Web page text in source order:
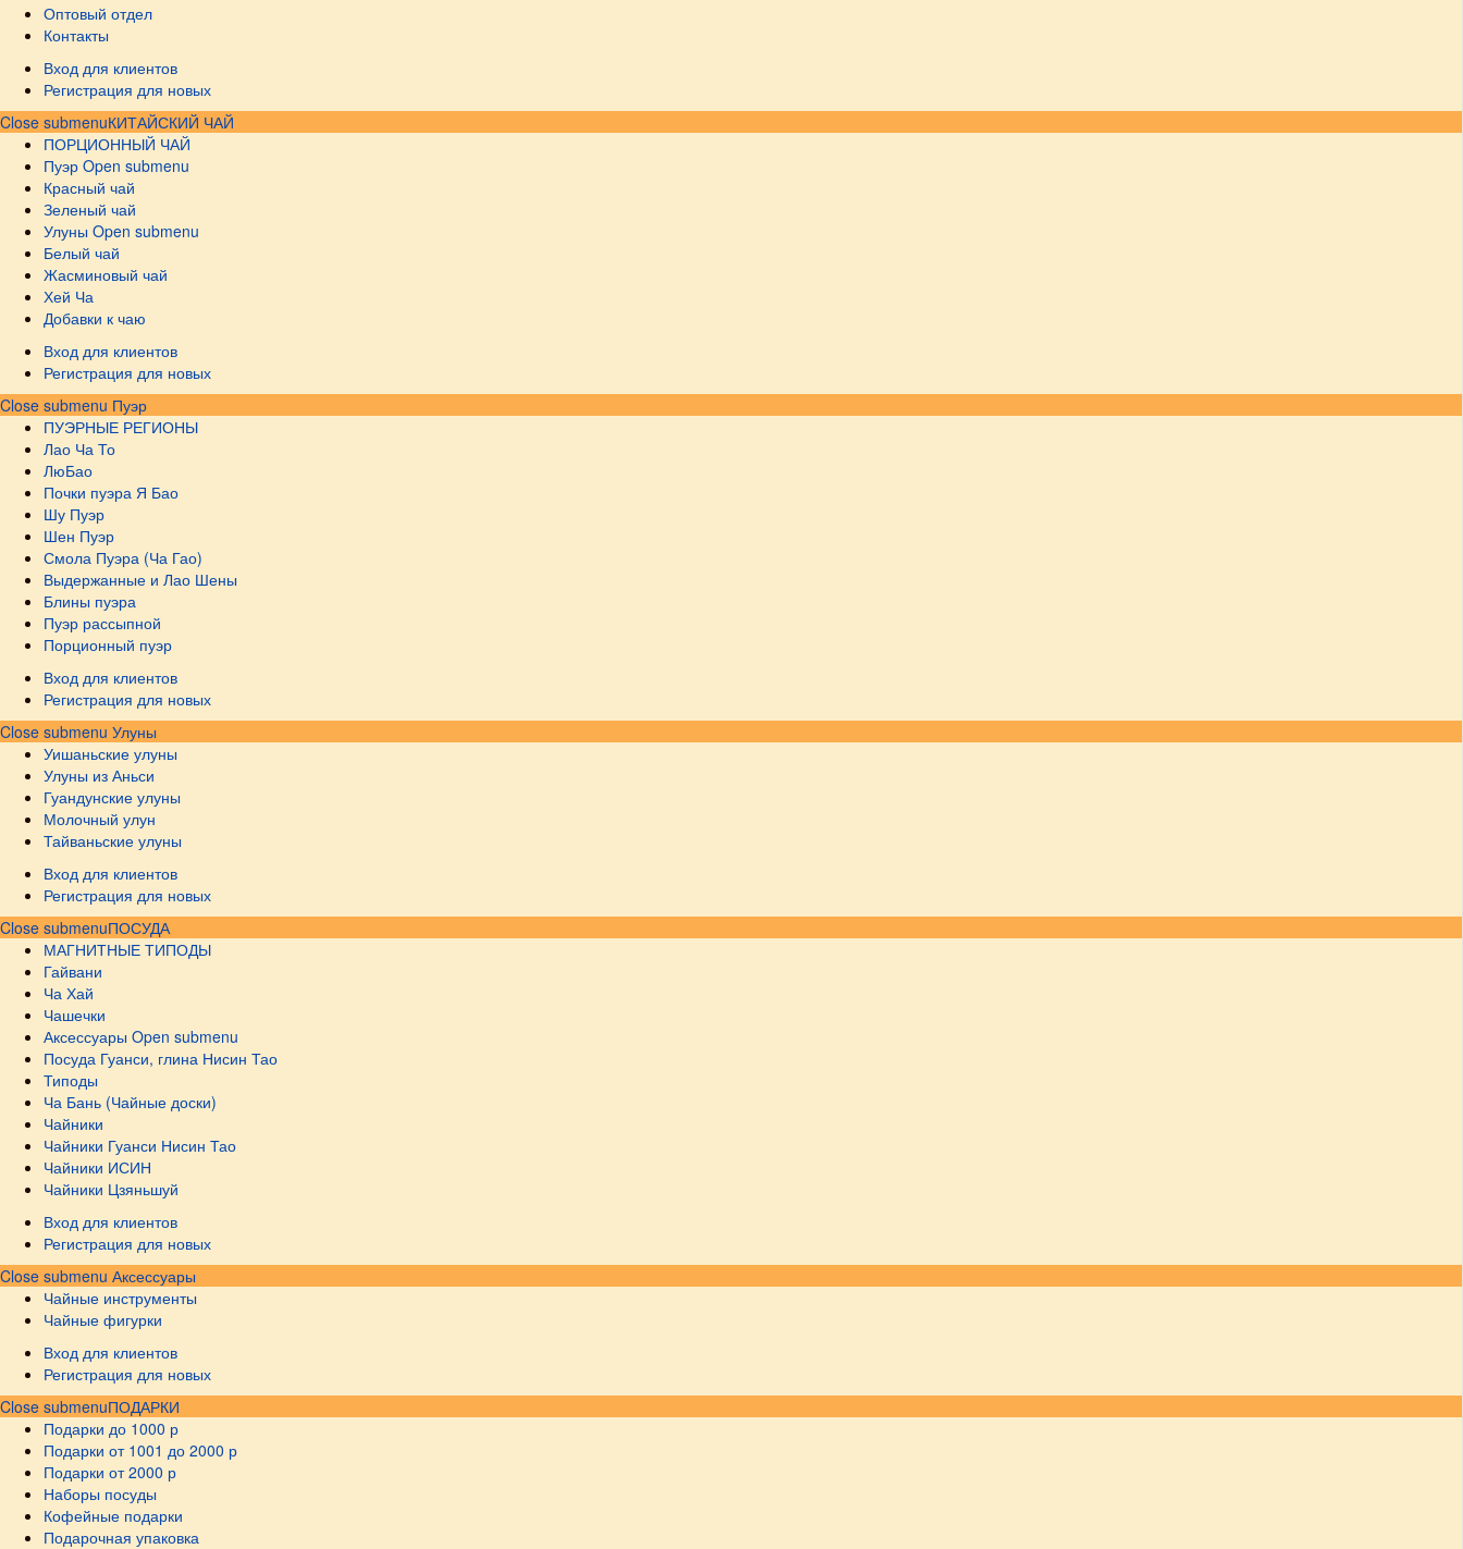
Оптовый отдел
Контакты
Вход для клиентов
Регистрация для новых
Close submenuКИТАЙСКИЙ ЧАЙ
ПОРЦИОННЫЙ ЧАЙ
Пуэр Open submenu
Красный чай
Зеленый чай
Улуны Open submenu
Белый чай
Жасминовый чай
Хей Ча
Добавки к чаю
Вход для клиентов
Регистрация для новых
Close submenu Пуэр
ПУЭРНЫЕ РЕГИОНЫ
Лао Ча То
ЛюБао
Почки пуэра Я Бао
Шу Пуэр
Шен Пуэр
Смола Пуэра (Ча Гао)
Выдержанные и Лао Шены
Блины пуэра
Пуэр рассыпной
Порционный пуэр
Вход для клиентов
Регистрация для новых
Close submenu Улуны
Уишаньские улуны
Улуны из Аньси
Гуандунские улуны
Молочный улун
Тайваньские улуны
Вход для клиентов
Регистрация для новых
Close submenuПОСУДА
МАГНИТНЫЕ ТИПОДЫ
Гайвани
Ча Хай
Чашечки
Аксессуары Open submenu
Посуда Гуанси, глина Нисин Тао
Типоды
Ча Бань (Чайные доски)
Чайники
Чайники Гуанси Нисин Тао
Чайники ИСИН
Чайники Цзяньшуй
Вход для клиентов
Регистрация для новых
Close submenu Аксессуары
Чайные инструменты
Чайные фигурки
Вход для клиентов
Регистрация для новых
Close submenuПОДАРКИ
Подарки до 1000 р
Подарки от 1001 до 2000 р
Подарки от 2000 р
Наборы посуды
Кофейные подарки
Подарочная упаковка